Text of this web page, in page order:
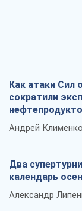
Как атаки Сил
сократили
Андрей Клименко
Два
календарь
Александр